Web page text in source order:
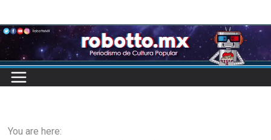
to
content
You are here: